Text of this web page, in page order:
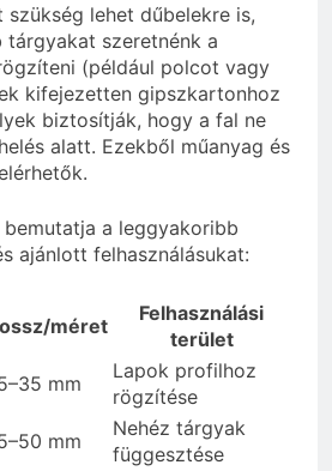
lehet dűbelekre is,
tárgyakat szeretnénk a
(például polcot vagy
kifejezetten gipszkartonhoz
biztosítják, hogy a fal ne
alatt. Ezekből műanyag és
a leggyakoribb
ajánlott felhasználásukat:
méret
Felhasználási
terület
mm
Lapok profilhoz
rögzítése
mm
Nehéz tárgyak
függesztése